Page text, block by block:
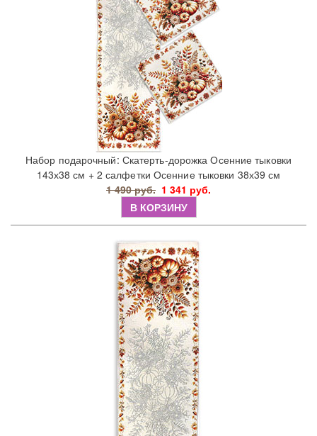
Набор подарочный: Скатерть-дорожка Осенние тыковки
143х38 см + 2 салфетки Осенние тыковки 38х39 см
1 490 руб. 1 341 руб.
В КОРЗИНУ